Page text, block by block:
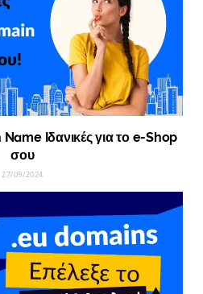
Ιδανικές για το e-Shop
σου
27/09/2024